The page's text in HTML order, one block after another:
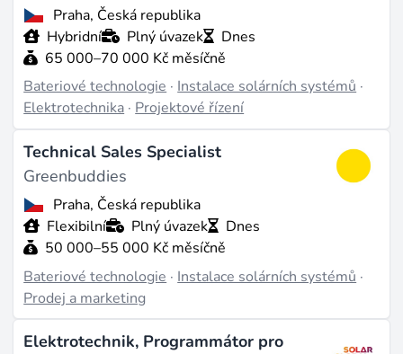
Praha, Česká republika
Hybridní
Plný úvazek
Dnes
65 000–70 000 Kč měsíčně
Bateriové technologie · Instalace solárních systémů ·
Elektrotechnika · Projektové řízení
Technical Sales Specialist
Greenbuddies
Praha, Česká republika
Flexibilní
Plný úvazek
Dnes
50 000–55 000 Kč měsíčně
Bateriové technologie · Instalace solárních systémů ·
Prodej a marketing
Elektrotechnik, Programmátor pro